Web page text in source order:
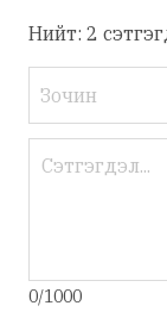
Нийт: 2
0/1000